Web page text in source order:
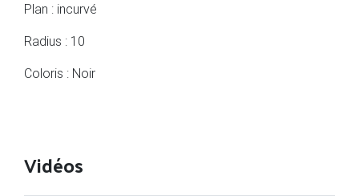
Plan : incurvé
Radius : 10
Coloris : Noir
Vidéos